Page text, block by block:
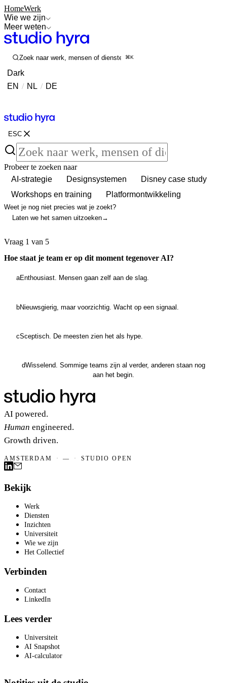
HomeWerk
Wie we zijn
Meer weten
Zoek naar werk, mensen of diensten⌘K
Dark
EN / NL / DE
ESC
Probeer te zoeken naar
AI-strategie
Designsystemen
Disney case study
Workshops en training
Platformontwikkeling
Weet je nog niet precies wat je zoekt?
Laten we het samen uitzoeken→
Vraag 1 van 5
Hoe staat je team er op dit moment tegenover AI?
aEnthousiast. Mensen gaan zelf aan de slag.
bNieuwsgierig, maar voorzichtig. Wacht op een signaal.
cSceptisch. De meesten zien het als hype.
dWisselend. Sommige teams zijn al verder, anderen staan nog
aan het begin.
AI powered.
Human engineered.
Growth driven.
AMSTERDAM · — · STUDIO OPEN
Bekijk
Werk
Diensten
Inzichten
Universiteit
Wie we zijn
Het Collectief
Verbinden
Contact
LinkedIn
Lees verder
Universiteit
AI Snapshot
AI-calculator